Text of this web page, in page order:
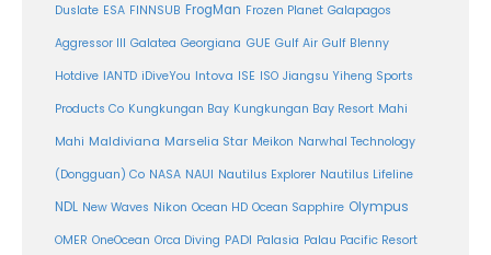
Duslate ESA FINNSUB FrogMan Frozen Planet Galapagos
Aggressor III Galatea Georgiana GUE Gulf Air Gulf Blenny
Hotdive IANTD iDiveYou Intova ISE ISO Jiangsu Yiheng Sports
Products Co Kungkungan Bay Kungkungan Bay Resort Mahi
Mahi Maldiviana Marselia Star Meikon Narwhal Technology
(Dongguan) Co NASA NAUI Nautilus Explorer Nautilus Lifeline
NDL New Waves Nikon Ocean HD Ocean Sapphire Olympus
OMER OneOcean Orca Diving PADI Palasia Palau Pacific Resort